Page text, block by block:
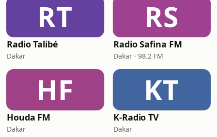
RT
Radio Talibé
Dakar
RS
Radio Safina FM
Dakar · 98.2 FM
HF
Houda FM
Dakar
KT
K-Radio TV
Dakar